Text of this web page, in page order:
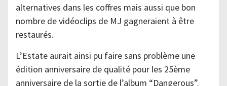
alternatives dans les coffres mais aussi que bon
nombre de vidéoclips de MJ gagneraient à être
restaurés.
L’Estate aurait ainsi pu faire sans problème une
édition anniversaire de qualité pour les 25ème
anniversaire de la sortie de l’album “Dangerous”.